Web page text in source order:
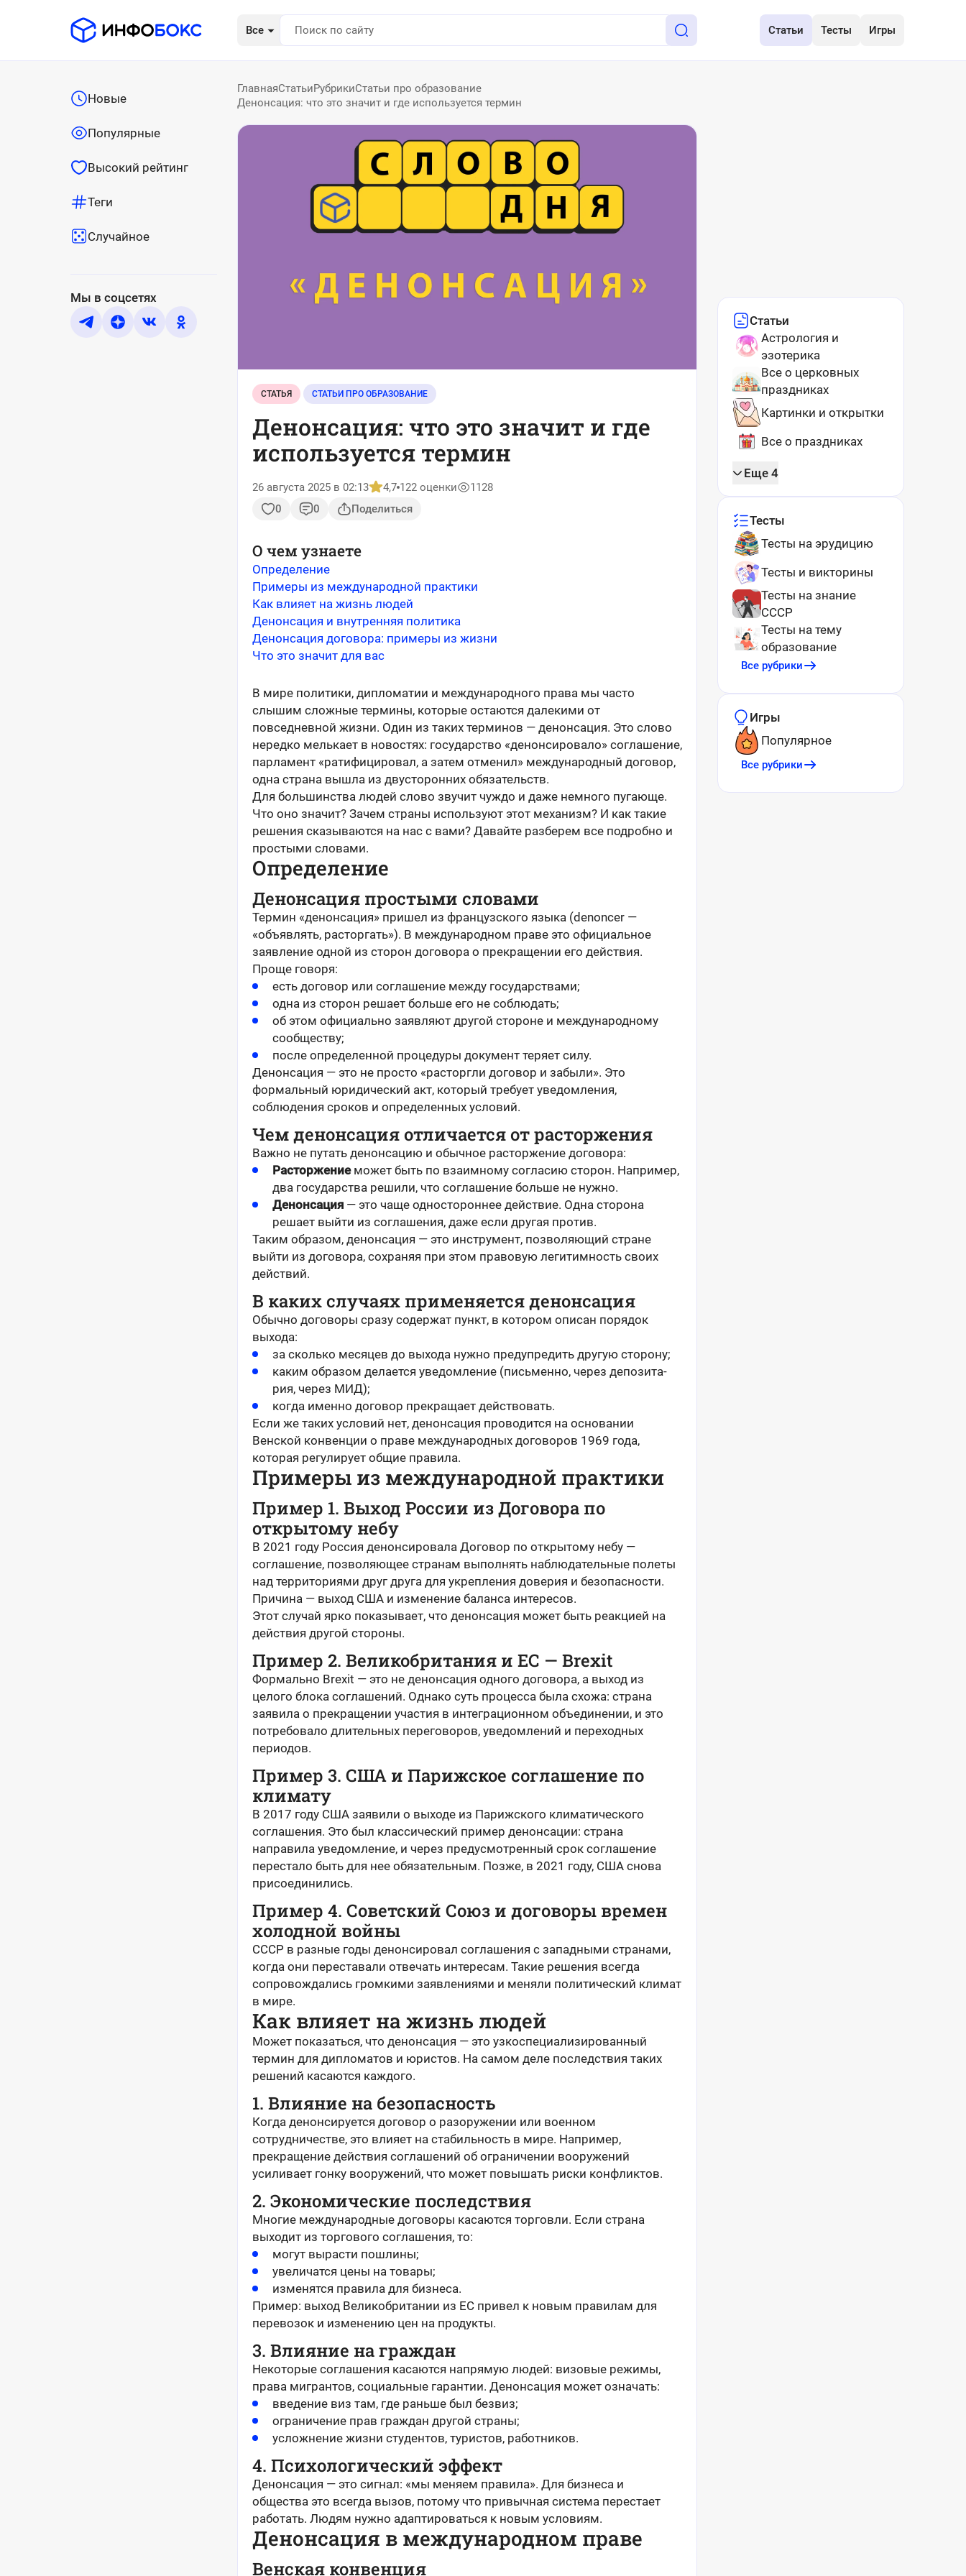
Все Статьи Тесты Игры
Новые
Популярные
Высокий рейтинг
Теги
Случайное
Мы в соцсетях
ГлавнаяСтатьиРубрикиСтатьи про образование
Денонсация: что это значит и где используется термин
СТАТЬЯ СТАТЬИ ПРО ОБРАЗОВАНИЕ
Денонсация: что это значит и где
используется термин
26 августа 2025 в 02:13 4,7 122 оценки
1128
0
0 Поделиться
О чем узнаете
Определение
Примеры из международной практики
Как влияет на жизнь людей
Денонсация и внутренняя политика
Денонсация договора: примеры из жизни
Что это значит для вас
В мире политики, дипломатии и международного права мы часто
слышим сложные термины, которые остаются далекими от
повседневной жизни. Один из таких терминов — денонсация. Это слово
нередко мелькает в новостях: государство «денонсировало» соглашение,
парламент «ратифицировал, а затем отменил» международный договор,
одна страна вышла из двусторонних обязательств.
Для большинства людей слово звучит чуждо и даже немного пугающе.
Что оно значит? Зачем страны используют этот механизм? И как такие
решения сказываются на нас с вами? Давайте разберем все подробно и
простыми словами.
Определение
Денонсация простыми словами
Термин «денонсация» пришел из французского языка (denoncer —
«объявлять, расторгать»). В международном праве это официальное
заявление одной из сторон договора о прекращении его действия.
Проще говоря:
есть договор или соглашение между государствами;
одна из сторон решает больше его не соблюдать;
об этом официально заявляют другой стороне и международному
сообществу;
после определенной процедуры документ теряет силу.
Денонсация — это не просто «расторгли договор и забыли». Это
формальный юридический акт, который требует уведомления,
соблюдения сроков и определенных условий.
Чем денонсация отличается от расторжения
Важно не путать денонсацию и обычное расторжение договора:
Расторжениеможет быть по взаимному согласию сторон. Например,
два государства решили, что соглашение больше не нужно.
Денонсация — это чаще одностороннее действие. Одна сторона
решает выйти из соглашения, даже если другая против.
Таким образом, денонсация — это инструмент, позволяющий стране
выйти из договора, сохраняя при этом правовую легитимность своих
действий.
В каких случаях применяется денонсация
Обычно договоры сразу содержат пункт, в котором описан порядок
выхода:
за сколько месяцев до выхода нужно предупредить другую сторону;
каким образом делается уведомление (письменно, через депозита­
рия, через МИД);
когда именно договор прекращает действовать.
Если же таких условий нет, денонсация проводится на основании
Венской конвенции о праве международных договоров 1969 года,
которая регулирует общие правила.
Примеры из международной практики
Пример 1. Выход России из Договора по
открытому небу
В 2021 году Россия денонсировала Договор по открытому небу —
соглашение, позволяющее странам выполнять наблюдательные полеты
над территориями друг друга для укрепления доверия и безопасности.
Причина — выход США и изменение баланса интересов.
Этот случай ярко показывает, что денонсация может быть реакцией на
действия другой стороны.
Пример 2. Великобритания и ЕС — Brexit
Формально Brexit — это не денонсация одного договора, а выход из
целого блока соглашений. Однако суть процесса была схожа: страна
заявила о прекращении участия в интеграционном объединении, и это
потребовало длительных переговоров, уведомлений и переходных
периодов.
Пример 3. США и Парижское соглашение по
климату
В 2017 году США заявили о выходе из Парижского климатического
соглашения. Это был классический пример денонсации: страна
направила уведомление, и через предусмотренный срок соглашение
перестало быть для нее обязательным. Позже, в 2021 году, США снова
присоединились.
Пример 4. Советский Союз и договоры времен
холодной войны
СССР в разные годы денонсировал соглашения с западными странами,
когда они переставали отвечать интересам. Такие решения всегда
сопровождались громкими заявлениями и меняли политический климат
в мире.
Как влияет на жизнь людей
Может показаться, что денонсация — это узкоспециализированный
термин для дипломатов и юристов. На самом деле последствия таких
решений касаются каждого.
1. Влияние на безопасность
Когда денонсируется договор о разоружении или военном
сотрудничестве, это влияет на стабильность в мире. Например,
прекращение действия соглашений об ограничении вооружений
усиливает гонку вооружений, что может повышать риски конфликтов.
2. Экономические последствия
Многие международные договоры касаются торговли. Если страна
выходит из торгового соглашения, то:
могут вырасти пошлины;
увеличатся цены на товары;
изменятся правила для бизнеса.
Пример: выход Великобритании из ЕС привел к новым правилам для
перевозок и изменению цен на продукты.
3. Влияние на граждан
Некоторые соглашения касаются напрямую людей: визовые режимы,
права мигрантов, социальные гарантии. Денонсация может означать:
введение виз там, где раньше был безвиз;
ограничение прав граждан другой страны;
усложнение жизни студентов, туристов, работников.
4. Психологический эффект
Денонсация — это сигнал: «мы меняем правила». Для бизнеса и
общества это всегда вызов, потому что привычная система перестает
работать. Людям нужно адаптироваться к новым условиям.
Денонсация в международном праве
Венская конвенция
Статьи
Астрология и
эзотерика
Все о церковных
праздниках
Картинки и открытки
Все о праздниках
Еще 4
Тесты
Тесты на эрудицию
Тесты и викторины
Тесты на знание
СССР
Тесты на тему
образование
Все рубрики
Игры
Популярное
Все рубрики